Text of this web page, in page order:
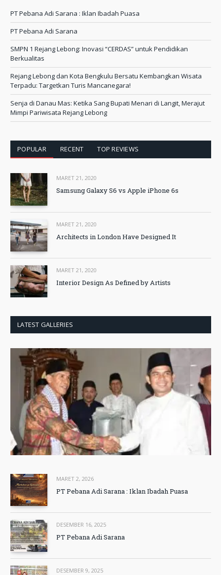
PT Pebana Adi Sarana : Iklan Ibadah Puasa
PT Pebana Adi Sarana
SMPN 1 Rejang Lebong: Inovasi “CERDAS” untuk Pendidikan
Berkualitas
Rejang Lebong dan Kota Bengkulu Bersatu Kembangkan Wisata
Terpadu: Targetkan Turis Mancanegara!
Senja di Danau Mas: Ketika Sang Bupati Menari di Langit, Merajut
Mimpi Pariwisata Rejang Lebong
POPULAR RECENT TOP REVIEWS
MARET 21, 2020
Samsung Galaxy S6 vs Apple iPhone 6s
MARET 21, 2020
Architects in London Have Designed It
MARET 21, 2020
Interior Design As Defined by Artists
LATEST GALLERIES
MARET 2, 2026
PT Pebana Adi Sarana : Iklan Ibadah Puasa
DESEMBER 16, 2025
PT Pebana Adi Sarana
DESEMBER 9, 2025